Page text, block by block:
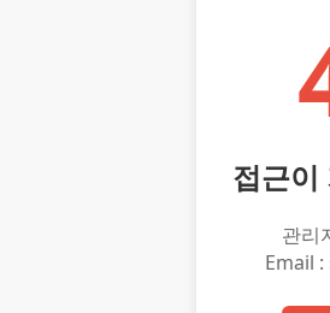
접근이
관리
Email